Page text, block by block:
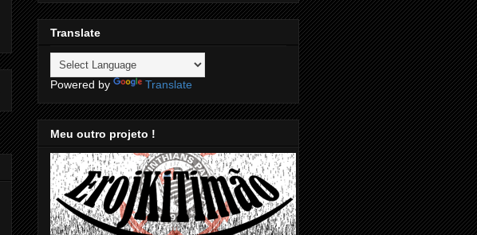
Translate
Powered by Translate
Meu outro projeto !